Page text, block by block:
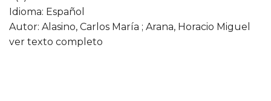
Idioma: Español
Autor: Alasino, Carlos María ; Arana, Horacio Miguel
ver texto completo